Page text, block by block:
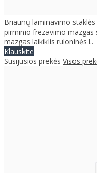
Briaunų laminavimo
pirminio frezavimo
mazgas laikiklis ruloninės l..
Klauskite
Susijusios prekės Visos